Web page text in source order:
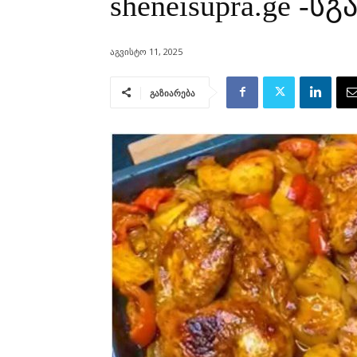
აგვისტო 11, 2025
გაზიარება